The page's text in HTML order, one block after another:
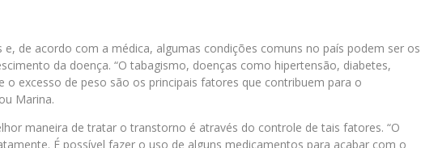
de acordo com a médica, algumas condições comuns no país podem ser os
da doença. “O tabagismo, doenças como hipertensão, diabetes,
o excesso de peso são os principais fatores que contribuem para o
Marina.
maneira de tratar o transtorno é através do controle de tais fatores. “O
É possível fazer o uso de alguns medicamentos para acabar com o